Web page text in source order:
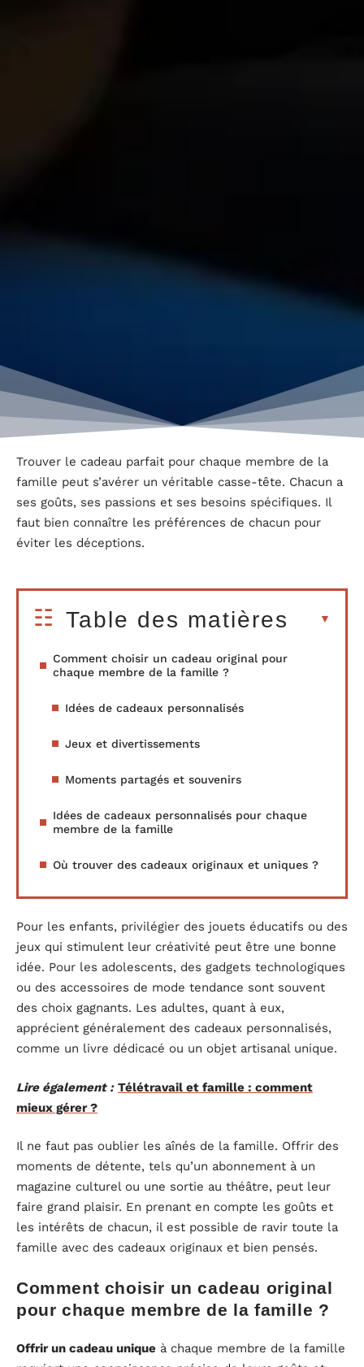
Trouver le cadeau parfait pour chaque membre de la
famille peut s’avérer un véritable casse-tête. Chacun a
ses goûts, ses passions et ses besoins spécifiques. Il
faut bien connaître les préférences de chacun pour
éviter les déceptions.
Table des matières
Comment choisir un cadeau original pour
chaque membre de la famille ?
Idées de cadeaux personnalisés
Jeux et divertissements
Moments partagés et souvenirs
Idées de cadeaux personnalisés pour chaque
membre de la famille
Où trouver des cadeaux originaux et uniques ?
Pour les enfants, privilégier des jouets éducatifs ou des
jeux qui stimulent leur créativité peut être une bonne
idée. Pour les adolescents, des gadgets technologiques
ou des accessoires de mode tendance sont souvent
des choix gagnants. Les adultes, quant à eux,
apprécient généralement des cadeaux personnalisés,
comme un livre dédicacé ou un objet artisanal unique.
Lire également : Télétravail et famille : comment
mieux gérer ?
Il ne faut pas oublier les aînés de la famille. Offrir des
moments de détente, tels qu’un abonnement à un
magazine culturel ou une sortie au théâtre, peut leur
faire grand plaisir. En prenant en compte les goûts et
les intérêts de chacun, il est possible de ravir toute la
famille avec des cadeaux originaux et bien pensés.
Comment choisir un cadeau original
pour chaque membre de la famille ?
Offrir un cadeau unique à chaque membre de la famille